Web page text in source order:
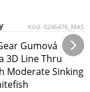
Kód: 0246476_MAS
Gumová
3D Line Thru
Moderate Sinking